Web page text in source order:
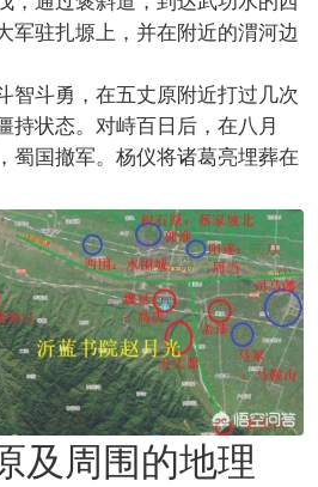
军驻扎塬上，并在附近的渭河边
智斗勇，在五丈原附近打过几次
持状态。对峙百日后，在八月
蜀国撤军。杨仪将诸葛亮埋葬在
及周围的地理